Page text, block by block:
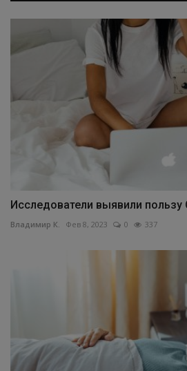
Исследователи выявили пользу
Владимир К. Фев 8, 2023 0 337